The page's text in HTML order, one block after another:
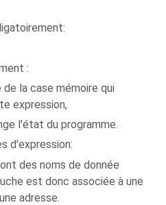
:
la case mémoire qui
expression,
l'état du programme.
d'expression:
des noms de donnée
est donc associée à une
adresse.